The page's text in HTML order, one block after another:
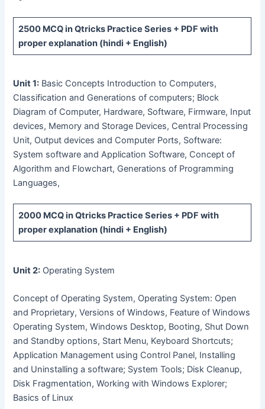
2500 MCQin Qtricks Practice Series + PDF with
proper explanation (hindi + English)
Unit 1: Basic Concepts Introduction to Computers,
Classification and Generations of computers; Block
Diagram of Computer, Hardware, Software, Firmware, Input
devices, Memory and Storage Devices, Central Processing
Unit, Output devices and Computer Ports, Software:
System software and Application Software, Concept of
Algorithm and Flowchart, Generations of Programming
Languages,
2000 MCQin Qtricks Practice Series + PDF with
proper explanation (hindi + English)
Unit 2: Operating System
Concept of Operating System, Operating System: Open
and Proprietary, Versions of Windows, Feature of Windows
Operating System, Windows Desktop, Booting, Shut Down
and Standby options, Start Menu, Keyboard Shortcuts;
Application Management using Control Panel, Installing
and Uninstalling a software; System Tools; Disk Cleanup,
Disk Fragmentation, Working with Windows Explorer;
Basics of Linux